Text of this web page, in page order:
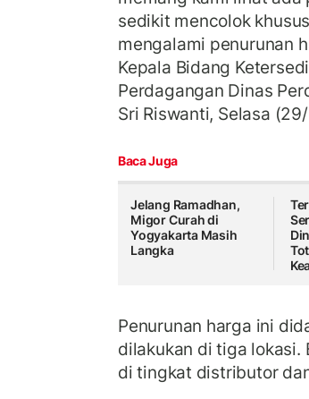
sedikit mencolok
mengalami penurunan
Kepala Bidang
Perdagangan Dinas
Sri Riswanti, Selasa
Baca Juga
Jelang Ramadhan,
Migor Curah di
Yogyakarta Masih
Langka
Penurunan harga ini
dilakukan di tiga lokasi.
di tingkat distributor